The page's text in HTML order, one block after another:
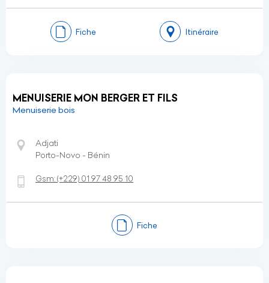
Fiche Itinéraire
MENUISERIE MON BERGER ET FILS
Menuiserie bois
Adjati
Porto-Novo - Bénin
Gsm:(+229) 01 97 48 95 10
Fiche